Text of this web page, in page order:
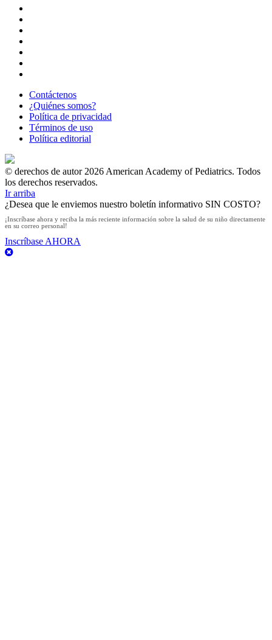
Contáctenos
¿Quiénes somos?
Política de privacidad
Términos de uso
Política editorial
© derechos de autor 2026 American Academy of Pediatrics. Todos
los derechos reservados.
Ir arriba
¿Desea que le enviemos nuestro boletín informativo SIN COSTO?
¡Inscríbase ahora y reciba la más reciente información sobre la salud de su niño directamente
en su correo personal!​
Inscríbase AHORA